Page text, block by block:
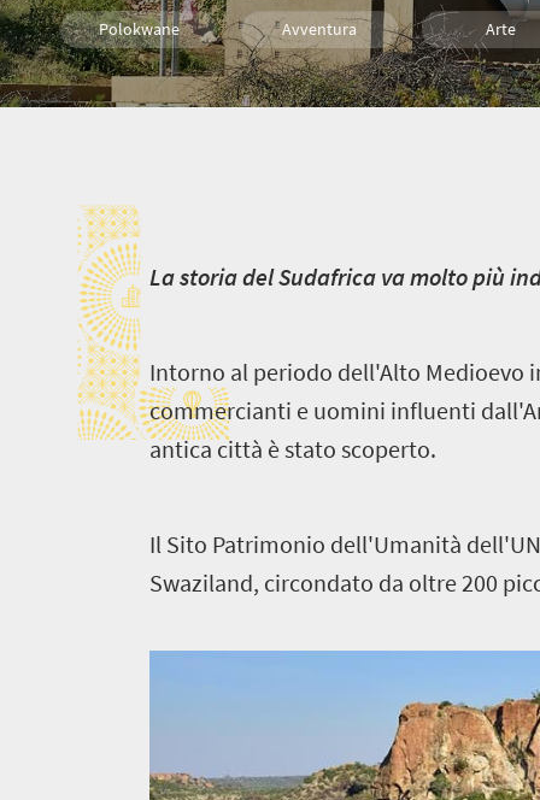
Polokwane Avventura Arte
Attrazioni Cultura Storia
Bambini
L
La storia del Sudafrica va molto più
Intorno al periodo dell'Alto Medioevo
commercianti e uomini influenti
antica città è stato scoperto.
Il Sito Patrimonio dell'Umanità
Swaziland, circondato da oltre 200